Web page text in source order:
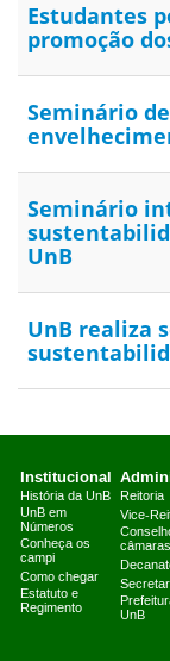
Estudantes
promoção
Seminário
Seminário
UnB
UnB realiza
Institucional
História da UnB
UnB em
Números
Conheça os
campi
Como chegar
Estatuto e
Regimento
Reitoria
Vice-
câmaras
UnB